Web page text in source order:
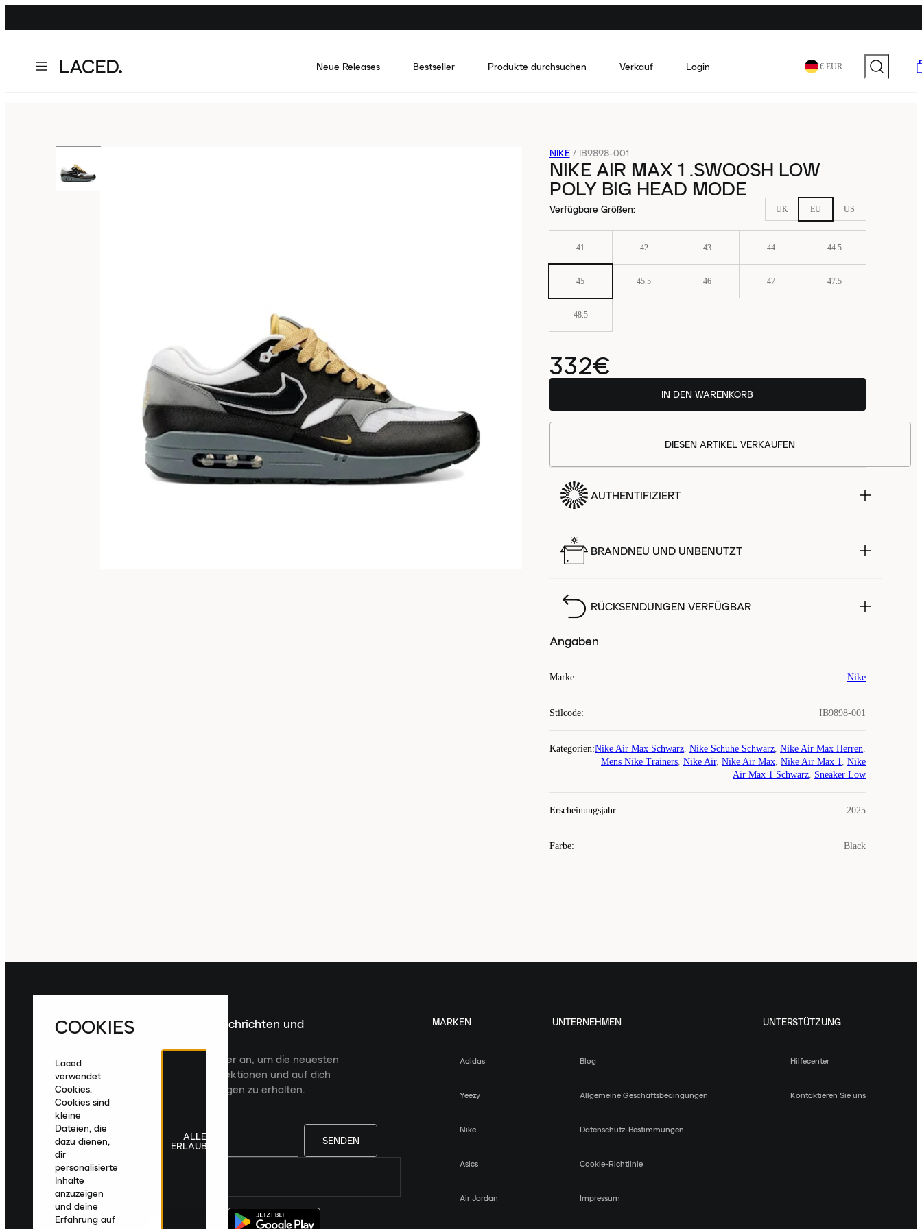
Neue Releases Bestseller Produkte durchsuchen Verkauf Login € EUR
NIKE / IB9898-001
NIKE AIR MAX 1 .SWOOSH LOW
POLY BIG HEAD MODE
Verfügbare Größen: UK EU US
41 42 43 44 44.5
45 45.5 46 47 47.5
48.5
332€
IN DEN WARENKORB
DIESEN ARTIKEL VERKAUFEN
AUTHENTIFIZIERT
BRANDNEU UND UNBENUTZT
RÜCKSENDUNGEN VERFÜGBAR
Angaben
Marke: Nike
Stilcode: IB9898-001
Kategorien:Nike Air Max Schwarz, Nike Schuhe Schwarz, Nike Air Max Herren,
Mens Nike Trainers, Nike Air, Nike Air Max, Nike Air Max 1, Nike
Air Max 1 Schwarz, Sneaker Low
Erscheinungsjahr: 2025
Farbe: Black
Melde dich für die neuesten Nachrichten und
Veröffentlichungen an
Melde dich für den Laced Newsletter an, um die neuesten
Veröffentlichungen, kuratierte Kollektionen und auf dich
zugeschnittene Produktempfehlungen zu erhalten.
SENDEN
MARKEN
Adidas
Yeezy
Nike
Asics
Air Jordan
UNTERNEHMEN
Blog
Allgemeine Geschäftsbedingungen
Datenschutz-Bestimmungen
Cookie-Richtlinie
Impressum
UNTERSTÜTZUNG
Hilfecenter
Kontaktieren Sie uns
COOKIES
Laced
verwendet
Cookies.
Cookies sind
kleine
Dateien, die
dazu dienen,
dir
personalisierte
Inhalte
anzuzeigen
und deine
Erfahrung auf
ALLE
ERLAUBEN